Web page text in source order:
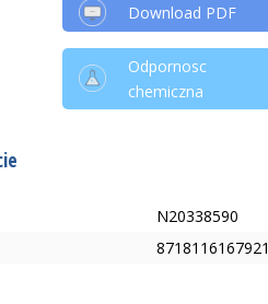
Download PDF
Odpornosc
chemiczna
N20338590
8718116167921